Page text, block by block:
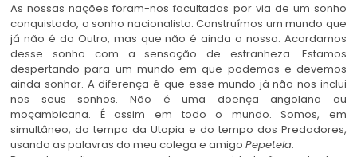
As nossas nações foram-nos facultadas por via de um sonho
conquistado, o sonho nacionalista. Construímos um mundo que
já não é do Outro, mas que não é ainda o nosso. Acordamos
desse sonho com a sensação de estranheza. Estamos
despertando para um mundo em que podemos e devemos
ainda sonhar. A diferença é que esse mundo já não nos inclui
nos seus sonhos. Não é uma doença angolana ou
moçambicana. É assim em todo o mundo. Somos, em
simultâneo, do tempo da Utopia e do tempo dos Predadores,
usando as palavras do meu colega e amigo Pepetela.